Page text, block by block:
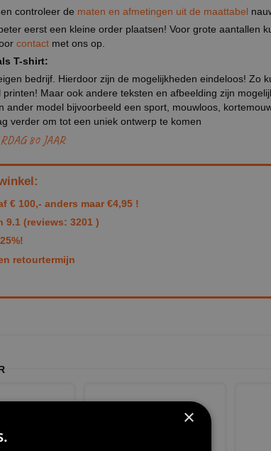
controleer de maten en afmetingen uit de maattabel
eerst een kleine order plaatsen! Voor grote aantallen
contact met ons op.
T-shirt:
bedrijf. Hierdoor zijn de mogelijkheden eindeloos! Zo
Maar ook andere teksten en afbeelding zijn
ander model bijvoorbeeld een sport, mouwloos,
verder om tot een uniek ontwerp te komen
80 JAAR
€ 100,- anders maar €4,95 !
9.1 (reviews: 3201 )
retourtermijn
×